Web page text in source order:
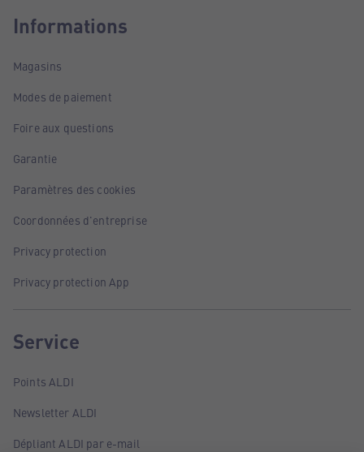
Informations
Magasins
Modes de paiement
Foire aux questions
Garantie
Paramètres des cookies
Coordonnées d'entreprise
Privacy protection
Privacy protection App
Service
Points ALDI
Newsletter ALDI
Dépliant ALDI par e-mail